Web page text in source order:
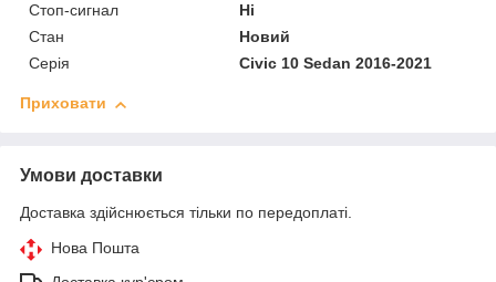
Стоп-сигнал
Ні
Стан
Новий
Серія
Civic 10 Sedan 2016-2021
Приховати
Умови доставки
Доставка здійснюється тільки по передоплаті.
Нова Пошта